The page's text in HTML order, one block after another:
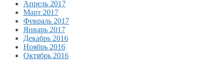
Апрель 2017
Март 2017
Февраль 2017
Январь 2017
Декабрь 2016
Ноябрь 2016
Октябрь 2016